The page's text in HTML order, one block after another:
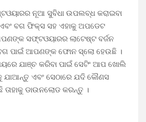
ନୂଆ ସୁବିଧା ଉପଲବ୍ଧ କରାଇବା
ବଗ ଫିକ୍ସ ସହ ଏହାକୁ ଅପଡେଟ
ସଫ୍ଟଓୟାରର ଲାଟେଷ୍ଟ ବର୍ଜନ
ପାଇଁ ଆପଣଙ୍କ ଫୋନ ସ୍ଲୋ ହେଉଛି ।
ଯାଞ୍ଚ କରିବା ପାଇଁ ସେଟିଂ ଆପ ଖୋଲି
ଏବଂ ସେଠାରେ ଯଦି କୌଣସ
ଡାଉନଲୋଡ କରନ୍ତୁ ।